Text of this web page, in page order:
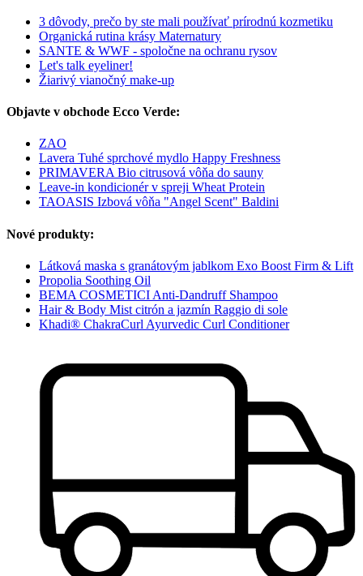
3 dôvody, prečo by ste mali používať prírodnú kozmetiku
Organická rutina krásy Maternatury
SANTE & WWF - spoločne na ochranu rysov
Let's talk eyeliner!
Žiarivý vianočný make-up
Objavte v obchode Ecco Verde:
ZAO
Lavera Tuhé sprchové mydlo Happy Freshness
PRIMAVERA Bio citrusová vôňa do sauny
Leave-in kondicionér v spreji Wheat Protein
TAOASIS Izbová vôňa "Angel Scent" Baldini
Nové produkty:
Látková maska s granátovým jablkom Exo Boost Firm & Lift
Propolia Soothing Oil
BEMA COSMETICI Anti-Dandruff Shampoo
Hair & Body Mist citrón a jazmín Raggio di sole
Khadi® ChakraCurl Ayurvedic Curl Conditioner